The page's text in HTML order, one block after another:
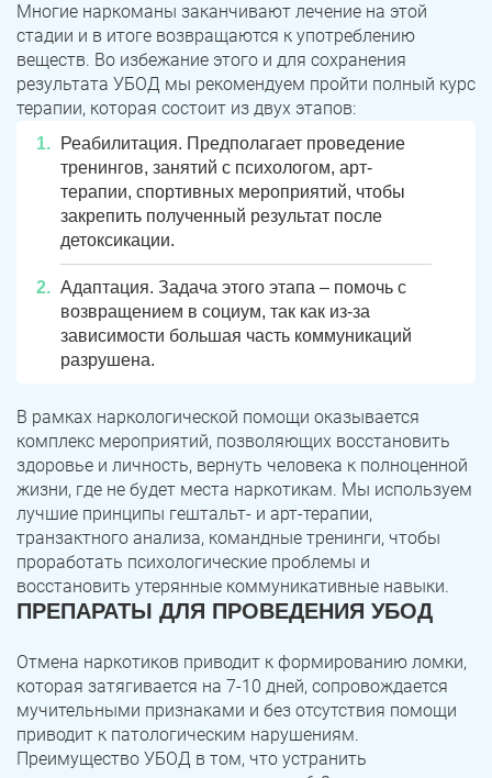
Многие наркоманы заканчивают лечение на этой
стадии и в итоге возвращаются к употреблению
веществ. Во избежание этого и для сохранения
результата УБОД мы рекомендуем пройти полный курс
терапии, которая состоит из двух этапов:
Реабилитация. Предполагает проведение
тренингов, занятий с психологом, арт-
терапии, спортивных мероприятий, чтобы
закрепить полученный результат после
детоксикации.
Адаптация. Задача этого этапа – помочь с
возвращением в социум, так как из-за
зависимости большая часть коммуникаций
разрушена.
В рамках наркологической помощи оказывается
комплекс мероприятий, позволяющих восстановить
здоровье и личность, вернуть человека к полноценной
жизни, где не будет места наркотикам. Мы используем
лучшие принципы гештальт- и арт-терапии,
транзактного анализа, командные тренинги, чтобы
проработать психологические проблемы и
восстановить утерянные коммуникативные навыки.
ПРЕПАРАТЫ ДЛЯ ПРОВЕДЕНИЯ УБОД
Отмена наркотиков приводит к формированию ломки,
которая затягивается на 7-10 дней, сопровождается
мучительными признаками и без отсутствия помощи
приводит к патологическим нарушениям.
Преимущество УБОД в том, что устранить